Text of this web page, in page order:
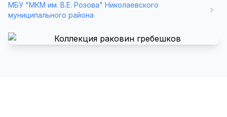
МБУ "МКМ им. В.Е. Розова" Николаевского
муниципального района